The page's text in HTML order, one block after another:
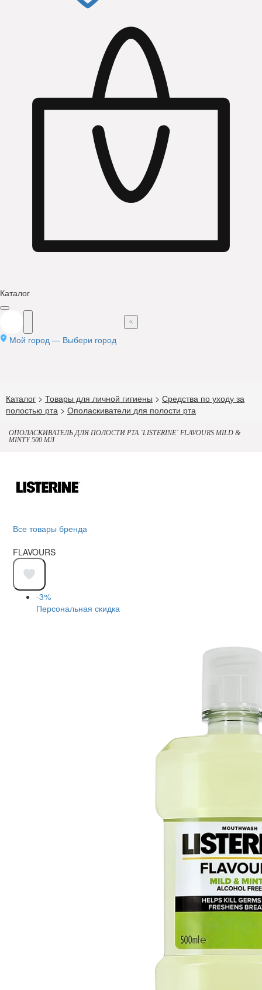
Каталог
Мой город — Выбери город
Каталог > Товары для личной гигиены > Средства по уходу за
полостью рта > Ополаскиватели для полости рта
ОПОЛАСКИВАТЕЛЬ ДЛЯ ПОЛОСТИ РТА `LISTERINE` FLAVOURS MILD &
MINTY 500 МЛ
Все товары бренда
FLAVOURS
-3%
Персональная скидка